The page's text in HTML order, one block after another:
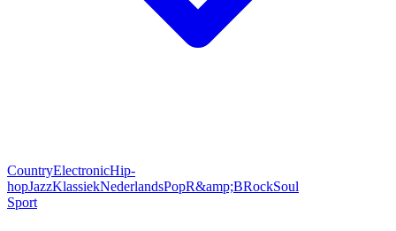
CountryElectronicHip-
hopJazzKlassiekNederlandsPopR&amp;BRockSoul
Sport